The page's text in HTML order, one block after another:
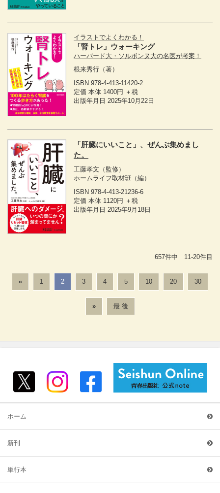
イラストでよくわかる！
「腎トレ」ウォーキング
ハーバード大・ソルボンヌ大の名医が考案！
根来秀行 （著）
ISBN 978-4-413-11420-2
定価 本体 1400円 ＋税
出版年月日 2025年10月22日
「肝臓にいいこと」、ぜんぶ集めまし
た。
工藤孝文 （監修）
ホームライフ取材班 （編）
ISBN 978-4-413-21236-6
定価 本体 1120円 ＋税
出版年月日 2025年9月18日
657件中 11-20件目
« 1 2 3 4 5 10 20 30
» 最 後
ホーム
新刊
単行本